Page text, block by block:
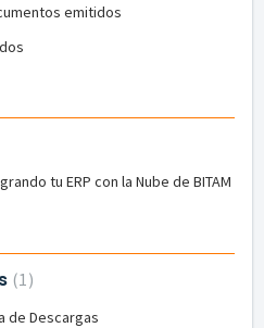
emitidos
tu ERP con la Nube de BITAM
1
de Descargas